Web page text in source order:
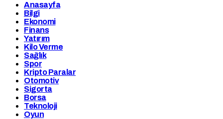
Anasayfa
Bilgi
Ekonomi
Finans
Yatırım
Kilo Verme
Sağlık
Spor
Kripto Paralar
Otomotiv
Sigorta
Borsa
Teknoloji
Oyun